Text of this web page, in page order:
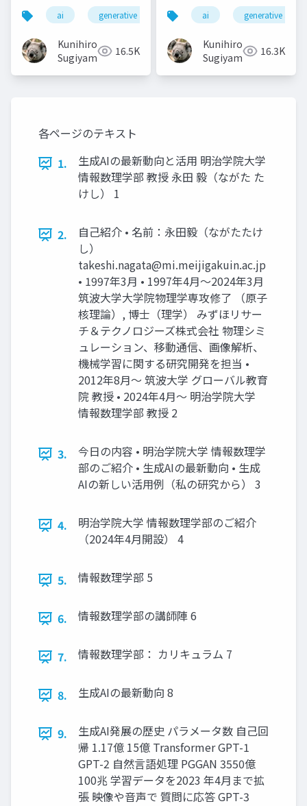
ai generative ai machine learning deep
Kunihiro
Sugiyama
16.5K
ai generative ai
Kunihiro
Sugiyama
16.3K
各ページのテキスト
1.
生成AIの最新動向と活用 明治学院大学
情報数理学部 教授 永田 毅（ながた た
けし） 1
2.
自己紹介 • 名前：永田毅（ながたたけ
し）
takeshi.nagata@mi.meijigakuin.ac.jp
• 1997年3月 • 1997年4月～2024年3月
筑波大学大学院物理学専攻修了 （原子
核理論）, 博士（理学） みずほリサー
チ＆テクノロジーズ株式会社 物理シミ
ュレーション、移動通信、画像解析、
機械学習に関する研究開発を担当 •
2012年8月～ 筑波大学 グローバル教育
院 教授 • 2024年4月～ 明治学院大学
情報数理学部 教授 2
3.
今日の内容 • 明治学院大学 情報数理学
部のご紹介 • 生成AIの最新動向 • 生成
AIの新しい活用例（私の研究から） 3
4.
明治学院大学 情報数理学部のご紹介
（2024年4月開設） 4
5. 情報数理学部 5
6. 情報数理学部の講師陣 6
7. 情報数理学部： カリキュラム 7
8. 生成AIの最新動向 8
9.
生成AI発展の歴史 パラメータ数 自己回
帰 1.17億 15億 Transformer GPT-1
GPT-2 自然言語処理 PGGAN 3550億
100兆 学習データを2023 年4月まで拡
張 映像や音声で 質問に応答 GPT-3